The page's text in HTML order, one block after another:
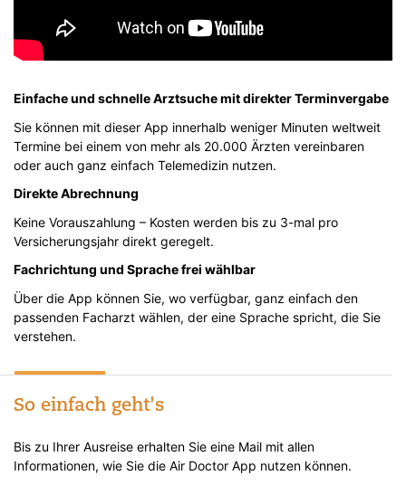
Einfache und schnelle Arztsuche mit direkter Terminvergabe
Sie können mit dieser App innerhalb weniger Minuten weltweit
Termine bei einem von mehr als 20.000 Ärzten vereinbaren
oder auch ganz einfach Telemedizin nutzen.
Direkte Abrechnung
Keine Vorauszahlung – Kosten werden bis zu 3-mal pro
Versicherungsjahr direkt geregelt.
Fachrichtung und Sprache frei wählbar
Über die App können Sie, wo verfügbar, ganz einfach den
passenden Facharzt wählen, der eine Sprache spricht, die Sie
verstehen.
So einfach geht's
Bis zu Ihrer Ausreise erhalten Sie eine Mail mit allen
Informationen, wie Sie die Air Doctor App nutzen können.